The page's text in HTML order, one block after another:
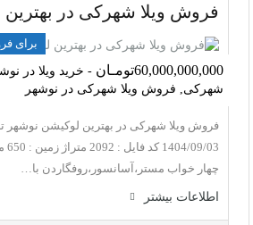
فروش ویلا شهرکی در بهترین
برای
60,000,000,000تومـان
- خرید ویلا در
شهرکی, فروش ویلا شهرکی در نوشهر
فروش ویلا شهرکی در بهترین لوکیشن نوشهر
چهار خواب مستر،آسانسور،روفگاردن با…
اطلاعات بيشتر